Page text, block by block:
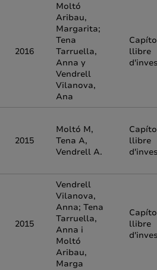
2016
Moltó
Aribau,
Margarita;
Tena
Tarruella,
Anna y
Vendrell
Vilanova,
Ana
llibre
2015
Moltó M,
Tena A,
Vendrell A.
llibre
2015
Vendrell
Vilanova,
Anna; Tena
Tarruella,
Anna i
Moltó
Aribau,
Marga
llibre